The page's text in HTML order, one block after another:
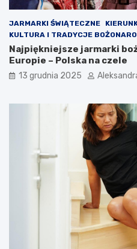
JARMARKI ŚWIĄTECZNE
KULTURA I TRADYCJE
Najpiękniejsze jarmarki
Europie – Polska na czele
13 grudnia 2025